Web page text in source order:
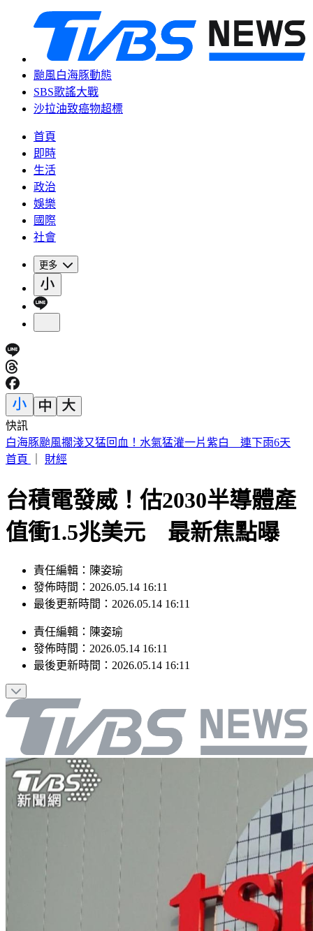
颱風白海豚動態
SBS歌謠大戰
沙拉油致癌物超標
首頁
即時
生活
政治
娛樂
國際
社會
更多
快訊
提醒國一新生守秩序！台中女師遭「掃把刺眼重傷」恐失明
首頁
財經
台積電發威！估2030半導體產
值衝1.5兆美元 最新焦點曝
責任編輯：陳姿瑜
發佈時間：2026.05.14 16:11
最後更新時間：2026.05.14 16:11
責任編輯 ： 陳姿瑜
發佈時間： 2026.05.14 16:11
最後更新時間： 2026.05.14 16:11